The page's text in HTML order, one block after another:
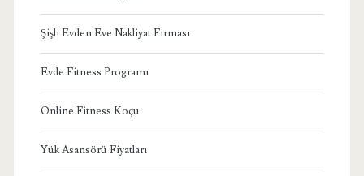
Şişli Evden Eve Nakliyat Firması
Evde Fitness Programı
Online Fitness Koçu
Yük Asansörü Fiyatları